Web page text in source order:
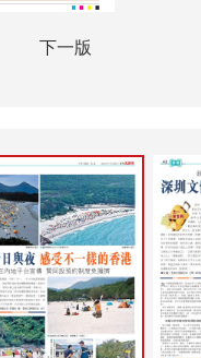
下一版